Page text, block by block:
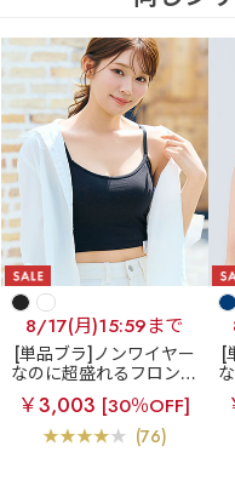
8/17(月)15:59まで
[単品ブラ]ノンワイヤー
なのに超盛れるフロント
ホックブラ
フロントホ
ック ブラトップ ノンワ
イヤー 超盛ブラ(R) 単品
ブラジャー
￥3,003 [30％OFF]
(76)
[